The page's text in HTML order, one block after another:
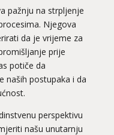
pažnju na strpljenje
Njegova
da je vrijeme za
prije
potiče da
naših postupaka i da
perspektivu
našu unutarnju